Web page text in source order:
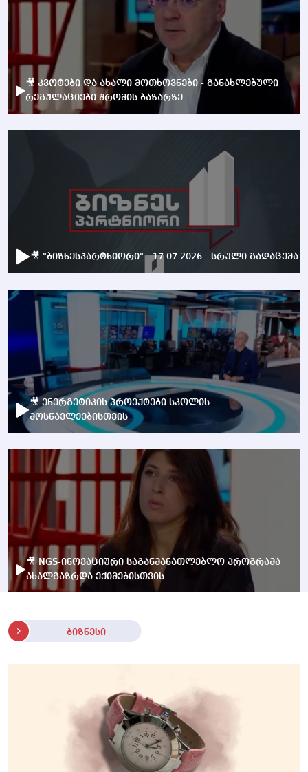
🎥 კვოტები და ახალი მოთხოვნები - განახლებული
რეგულაციები შრომის ბაზარზე
🎥 "ბიზნესპარტნიორი" - 17.07.2026 - სრული გადაცემა
🎥 ენერგეტიკის პროექტები სკოლის
მოსწავლეებისთვის
🎥 NGS-ინოვაციური საგანმანათლებლო პროგრამა
ახალგაზრდა ექიმებისთვის
ბიზნესი